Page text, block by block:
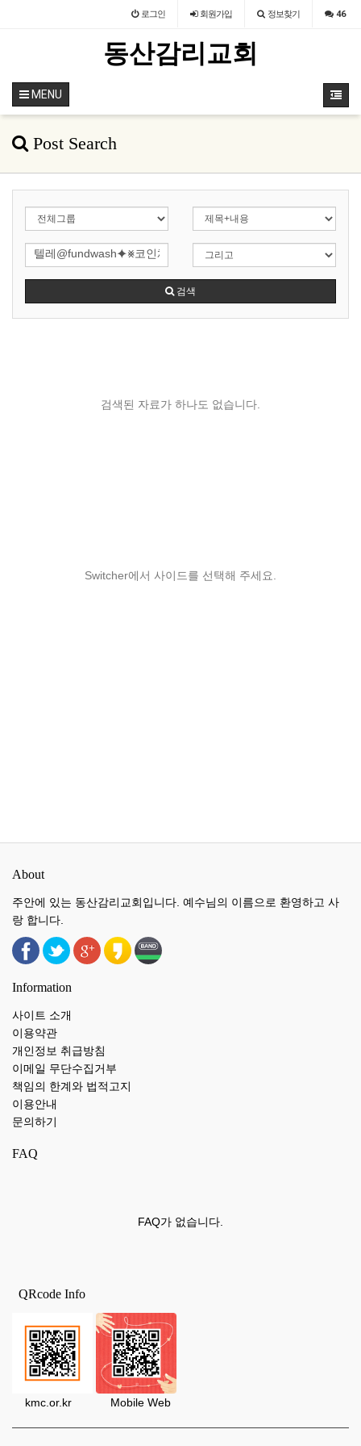
로그인 회원가입 정보찾기 46
동산감리교회
MENU
Post Search
검색
검색된 자료가 하나도 없습니다.
Switcher에서 사이드를 선택해 주세요.
About
주안에 있는 동산감리교회입니다. 예수님의 이름으로 환영하고 사
랑 합니다.
Information
사이트 소개
이용약관
개인정보 취급방침
이메일 무단수집거부
책임의 한계와 법적고지
이용안내
문의하기
FAQ
FAQ가 없습니다.
QRcode Info
kmc.or.kr Mobile Web